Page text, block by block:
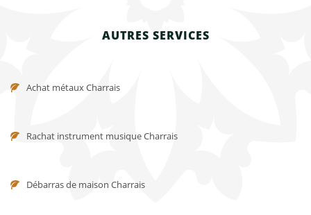
AUTRES SERVICES
Achat métaux Charrais
Rachat instrument musique Charrais
Débarras de maison Charrais